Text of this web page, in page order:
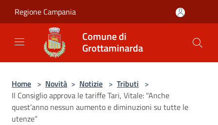
Regione Campania
Comune di
Grottaminarda
Home > Novità > Notizie > Tributi >
Il Consiglio approva le tariffe Tari, Vitale: "Anche
quest’anno nessun aumento e diminuzioni su tutte le
utenze”